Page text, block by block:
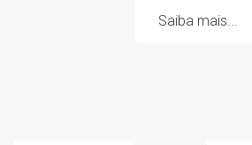
Saiba mais...